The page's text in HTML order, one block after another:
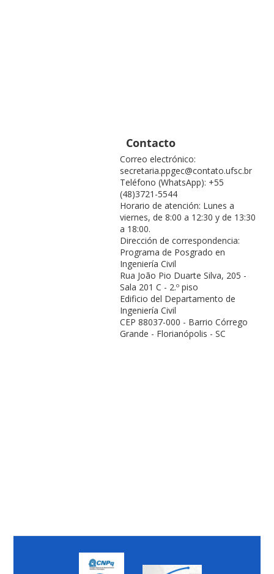
Contacto
Correo electrónico:
secretaria.ppgec@contato.ufsc.br
Teléfono (WhatsApp): +55
(48)3721-5544
Horario de atención: Lunes a
viernes, de 8:00 a 12:30 y de 13:30
a 18:00.
Dirección de correspondencia:
Programa de Posgrado en
Ingeniería Civil
Rua João Pio Duarte Silva, 205 -
Sala 201 C - 2.º piso
Edificio del Departamento de
Ingeniería Civil
CEP 88037-000 - Barrio Córrego
Grande - Florianópolis - SC